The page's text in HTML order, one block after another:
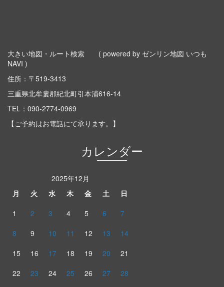
大きい地図・ルート検索
( powered by ゼンリン地図 いつも
NAVI )
住所：〒519-3413
三重県北牟婁郡紀北町引本浦616-14
TEL： 090-2774-0969
【ご予約はお電話にて承ります。】
カレンダー
2025年12月
月
火 水 木 金 土
日
1
2 3 4 5 6
7
8
9 10 11 12 13
14
15
16 17 18 19 20
21
22
23 24 25 26 27
28